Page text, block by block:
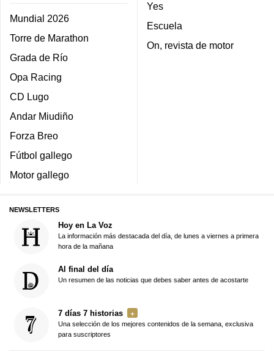
Mundial 2026
Torre de Marathon
Grada de Río
Opa Racing
CD Lugo
Andar Miudiño
Forza Breo
Fútbol gallego
Motor gallego
Yes
Escuela
On, revista de motor
NEWSLETTERS
Hoy en La Voz
La información más destacada del día, de lunes a viernes a primera
hora de la mañana
Al final del día
Un resumen de las noticias que debes saber antes de acostarte
7 días 7 historias
Una selección de los mejores contenidos de la semana, exclusiva
para suscriptores